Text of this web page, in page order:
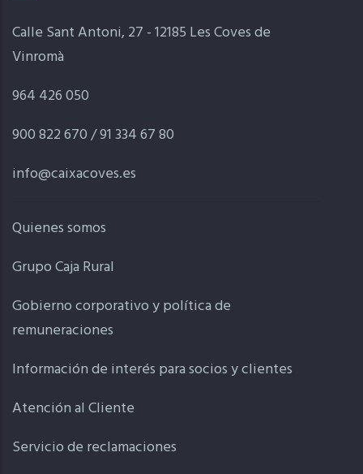
Calle Sant Antoni, 27 - 12185 Les Coves de
Vinromà
964 426 050
900 822 670 / 91 334 67 80
info@caixacoves.es
Quienes somos
Grupo Caja Rural
Gobierno corporativo y política de
remuneraciones
Información de interés para socios y clientes
Atención al Cliente
Servicio de reclamaciones